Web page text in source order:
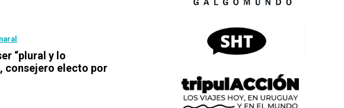
“plural y lo
consejero electo por